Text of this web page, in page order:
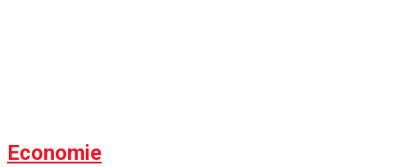
Economie